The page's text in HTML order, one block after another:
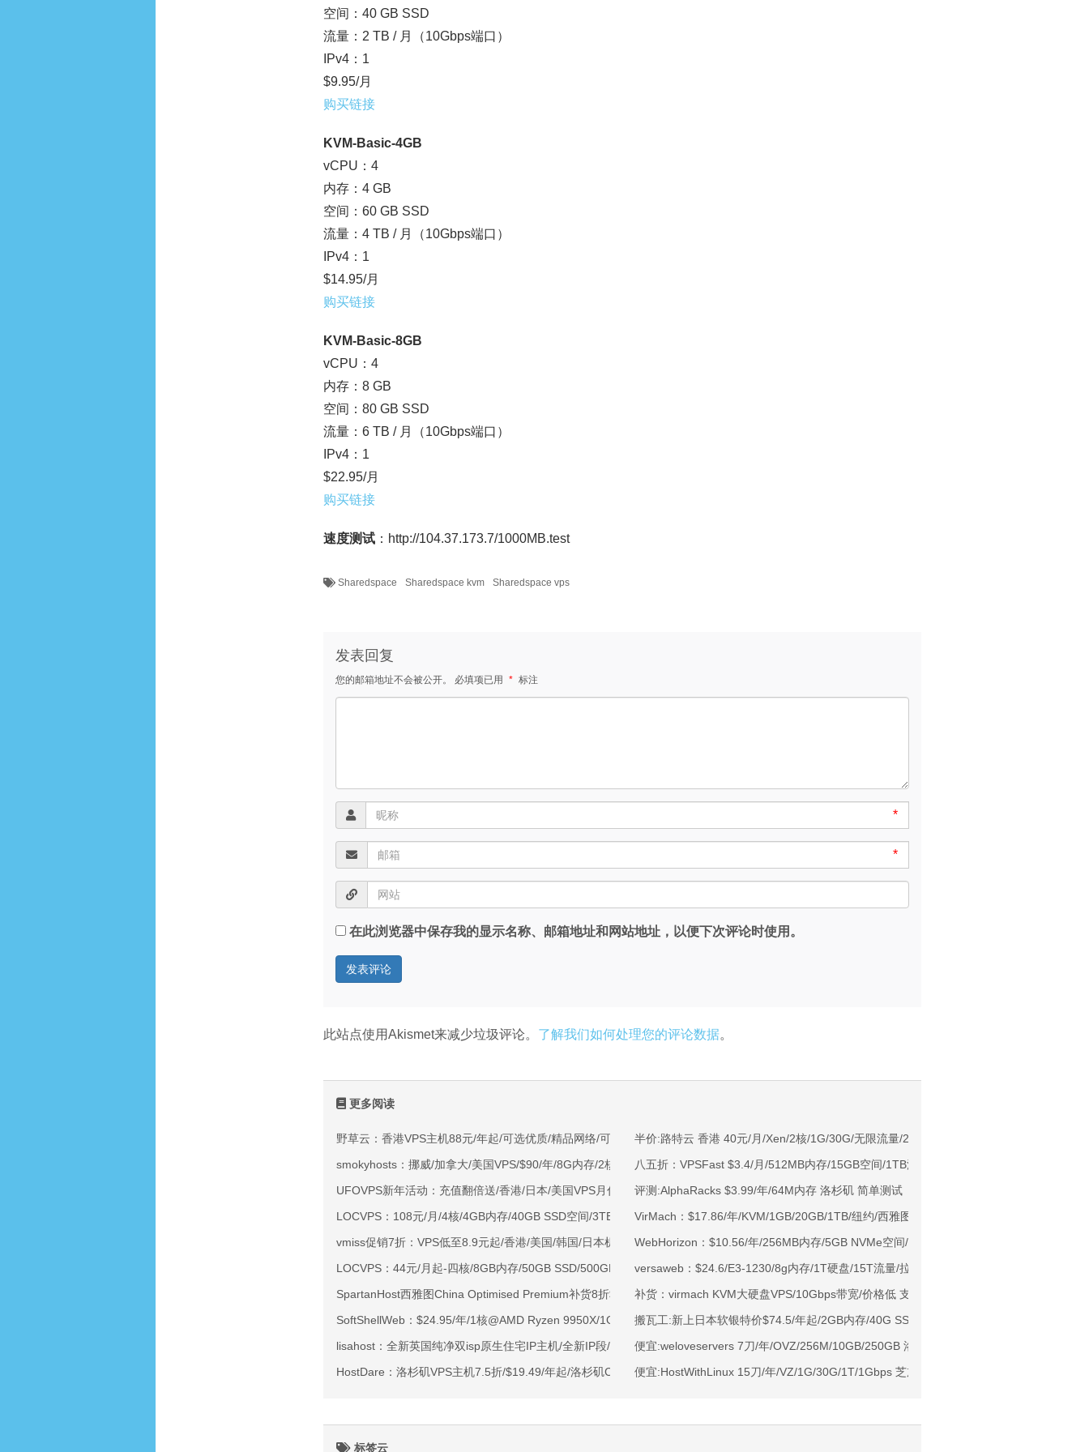
空间：40 GB SSD
流量：2 TB / 月（10Gbps端口）
IPv4：1
$9.95/月
购买链接
KVM-Basic-4GB
vCPU：4
内存：4 GB
空间：60 GB SSD
流量：4 TB / 月（10Gbps端口）
IPv4：1
$14.95/月
购买链接
KVM-Basic-8GB
vCPU：4
内存：8 GB
空间：80 GB SSD
流量：6 TB / 月（10Gbps端口）
IPv4：1
$22.95/月
购买链接
速度测试 ：http://104.37.173.7/1000MB.test
Sharedspace Sharedspace kvm Sharedspace vps
发表回复
您的邮箱地址不会被公开。 必填项已用 * 标注
*
*
在此浏览器中保存我的显示名称、邮箱地址和网站地址，以便下次评论时使用。
此站点使用Akismet来减少垃圾评论。 了解我们如何处理您的评论数据。
更多阅读
野草云：香港VPS主机88元/年起/可选优质/精品网络/可选100M不限流量/免费CNIX/支持主流AI访问
smokyhosts：挪威/加拿大/美国VPS/$90/年/8G内存/2核/80gNVMe/4T流量
UFOVPS新年活动：充值翻倍送/香港/日本/美国VPS月付9.5折年付8折起/新用户下单送30元
LOCVPS：108元/月/4核/4GB内存/40GB SSD空间/3TB流量/750Mbps-1Gbps端口/KVM/深港IX/双端独立IP/香港原生IP
vmiss促销7折：VPS低至8.9元起/香港/美国/韩国/日本机房/可选CN2 GIA/AS9929/CMIN2/软银等线路
LOCVPS：44元/月起-四核/8GB内存/50GB SSD/500GB@40Mbps/香港标准区/国内优化网络
SpartanHost西雅图China Optimised Premium补货8折$19.2/月起-四核AMD Ryzen7950x/4GB/100GB NVMe/5TB@10Gbps/免费DDoS防御
SoftShellWeb：$24.95/年/1核@AMD Ryzen 9950X/1GB内存/20GB NVMe空间/6TB流量/10Gbps端口/KVM/洛杉矶
lisahost：全新英国纯净双isp原生住宅IP主机/全新IP段/全新宿主机/9折月付61元起
HostDare：洛杉矶VPS主机7.5折/$19.49/年起/洛杉矶CN2 GIA/日本/保加利亚VPS九折
半价:路特云 香港 40元/月/Xen/2核/1G/30G/无限流量/2Mbps 香港沙田
八五折：VPSFast $3.4/月/512MB内存/15GB空间/1TB流量/100M宽带/KVM/香港
评测:AlphaRacks $3.99/年/64M内存 洛杉矶 简单测试
VirMach：$17.86/年/KVM/1GB/20GB/1TB/纽约/西雅图/芝加哥
WebHorizon：$10.56/年/256MB内存/5GB NVMe空间/200GB流量/1Gbps端口/OpenVZ/
versaweb：$24.6/E3-1230/8g内存/1T硬盘/15T流量/拉斯维加斯 独立服务器
补货：virmach KVM大硬盘VPS/10Gbps带宽/价格低 支付宝
搬瓦工:新上日本软银特价$74.5/年起/2GB内存/40G SSD/2TB@2.5Gbps带宽
便宜:weloveservers 7刀/年/OVZ/256M/10GB/250GB 洛杉矶/达拉斯/纽约
便宜:HostWithLinux 15刀/年/VZ/1G/30G/1T/1Gbps 芝加哥
标签云